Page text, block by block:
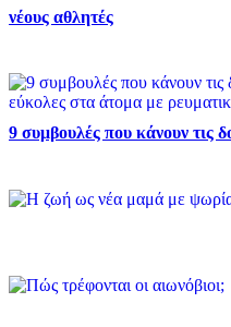
νέους αθλητές
9 συμβουλές που κάνουν τις